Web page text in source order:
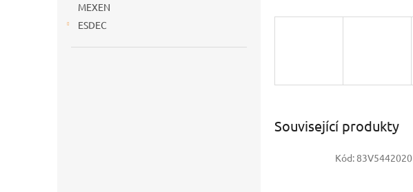
MEXEN
ESDEC
Související produkty
Kód:83V5442020